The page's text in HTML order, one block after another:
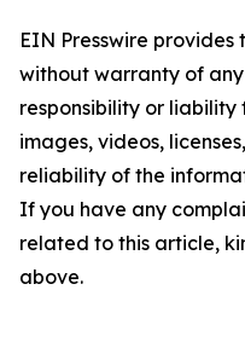
EIN Presswire provides
without warranty of
responsibility or
images, videos,
reliability of the
If you have any
related to this article,
above.